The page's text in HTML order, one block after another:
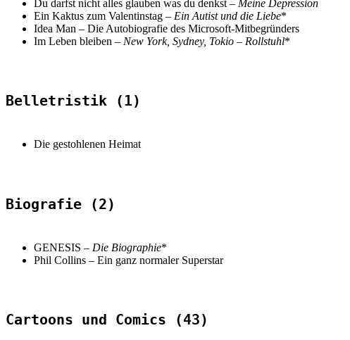
Du darfst nicht alles glauben was du denkst – Meine Depression
Ein Kaktus zum Valentinstag – Ein Autist und die Liebe*
Idea Man – Die Autobiografie des Microsoft-Mitbegründers
Im Leben bleiben – New York, Sydney, Tokio – Rollstuhl*
Belletristik (1)
Die gestohlenen Heimat
Biografie (2)
GENESIS – Die Biographie*
Phil Collins – Ein ganz normaler Superstar
Cartoons und Comics (43)